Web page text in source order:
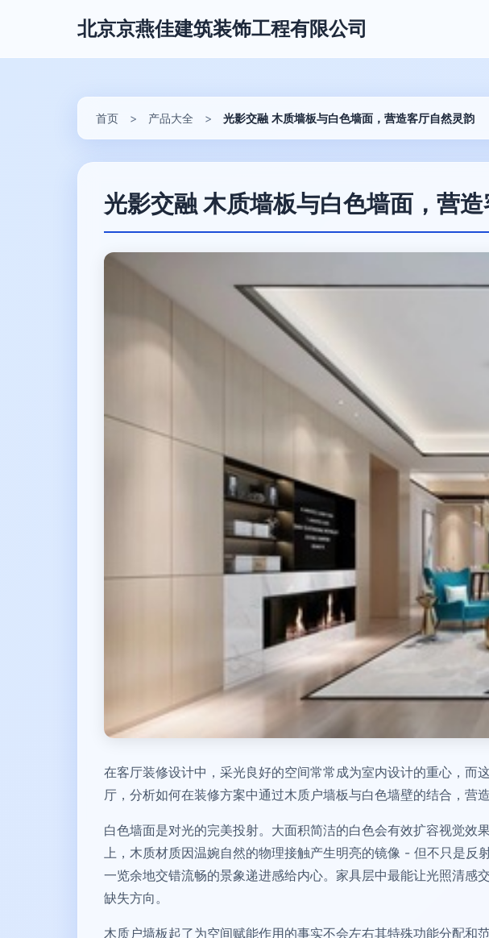
北京京燕佳建筑装饰工程有限公司
首页 > 产品大全 > 光影交融 木质墙板与白色墙面，营造客厅自然灵韵
光影交融 木质墙板与白色墙面，营
在客厅装修设计中，采光良好的空间常常成为室内设计的重心，
厅，分析如何在装修方案中通过木质户墙板与白色墙壁的结合，营
白色墙面是对光的完美投射。大面积简洁的白色会有效扩容视觉
上，木质材质因温婉自然的物理接触产生明亮的镜像 - 但不只是反
一览余地交错流畅的景象递进感给内心。家具层中最能让光照清
缺失方向。
木质户墙板起了为空间赋能作用的事实不会左右其特殊功能分配